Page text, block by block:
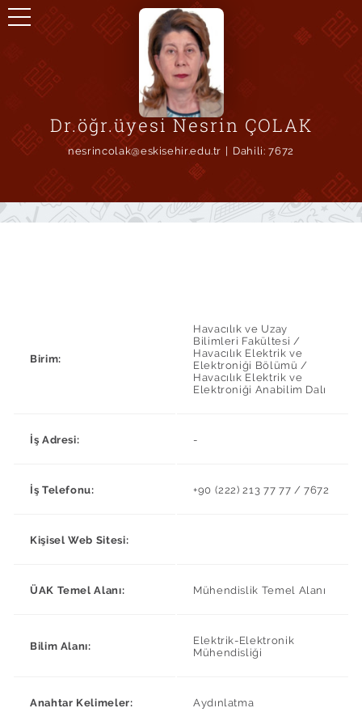
Dr.öğr.üyesi Nesrin ÇOLAK
nesrincolak@eskisehir.edu.tr Dahili:7672
Birim:
Havacılık ve Uzay
Bilimleri Fakültesi /
Havacılık Elektrik ve
Elektroniği Bölümü /
Havacılık Elektrik ve
Elektroniği Anabilim Dalı
İş Adresi: -
İş Telefonu: +90 (222) 213 77 77 / 7672
Kişisel Web Sitesi:
ÜAK Temel Alanı: Mühendislik Temel Alanı
Bilim Alanı:
Elektrik-Elektronik
Mühendisliği
Anahtar Kelimeler: Aydınlatma